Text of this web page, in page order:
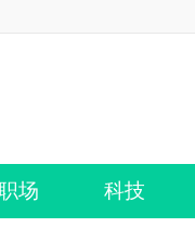
场 科技